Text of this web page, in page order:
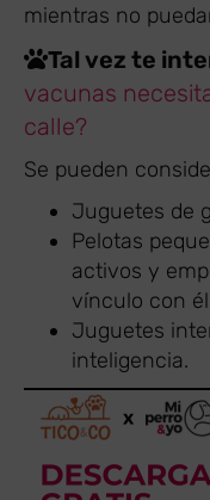
mientras no
Tal vez te
vacunas
calle?
Se pueden
Juguetes de
Pelotas
activos y
vínculo con
Juguetes
inteligencia.